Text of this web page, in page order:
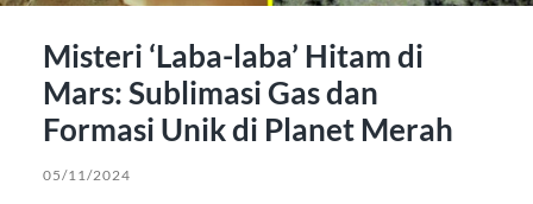
Misteri ‘Laba-laba’ Hitam di
Mars: Sublimasi Gas dan
Formasi Unik di Planet Merah
05/11/2024